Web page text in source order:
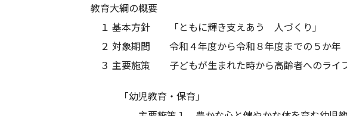
教育大綱の概要
１ 基本方針 「ともに輝き支えあう 人づくり」
２ 対象期間 令和４年度から令和８年度までの５か年
３ 主要施策 子どもが生まれた時から高齢者へのライ
「幼児教育・保育」